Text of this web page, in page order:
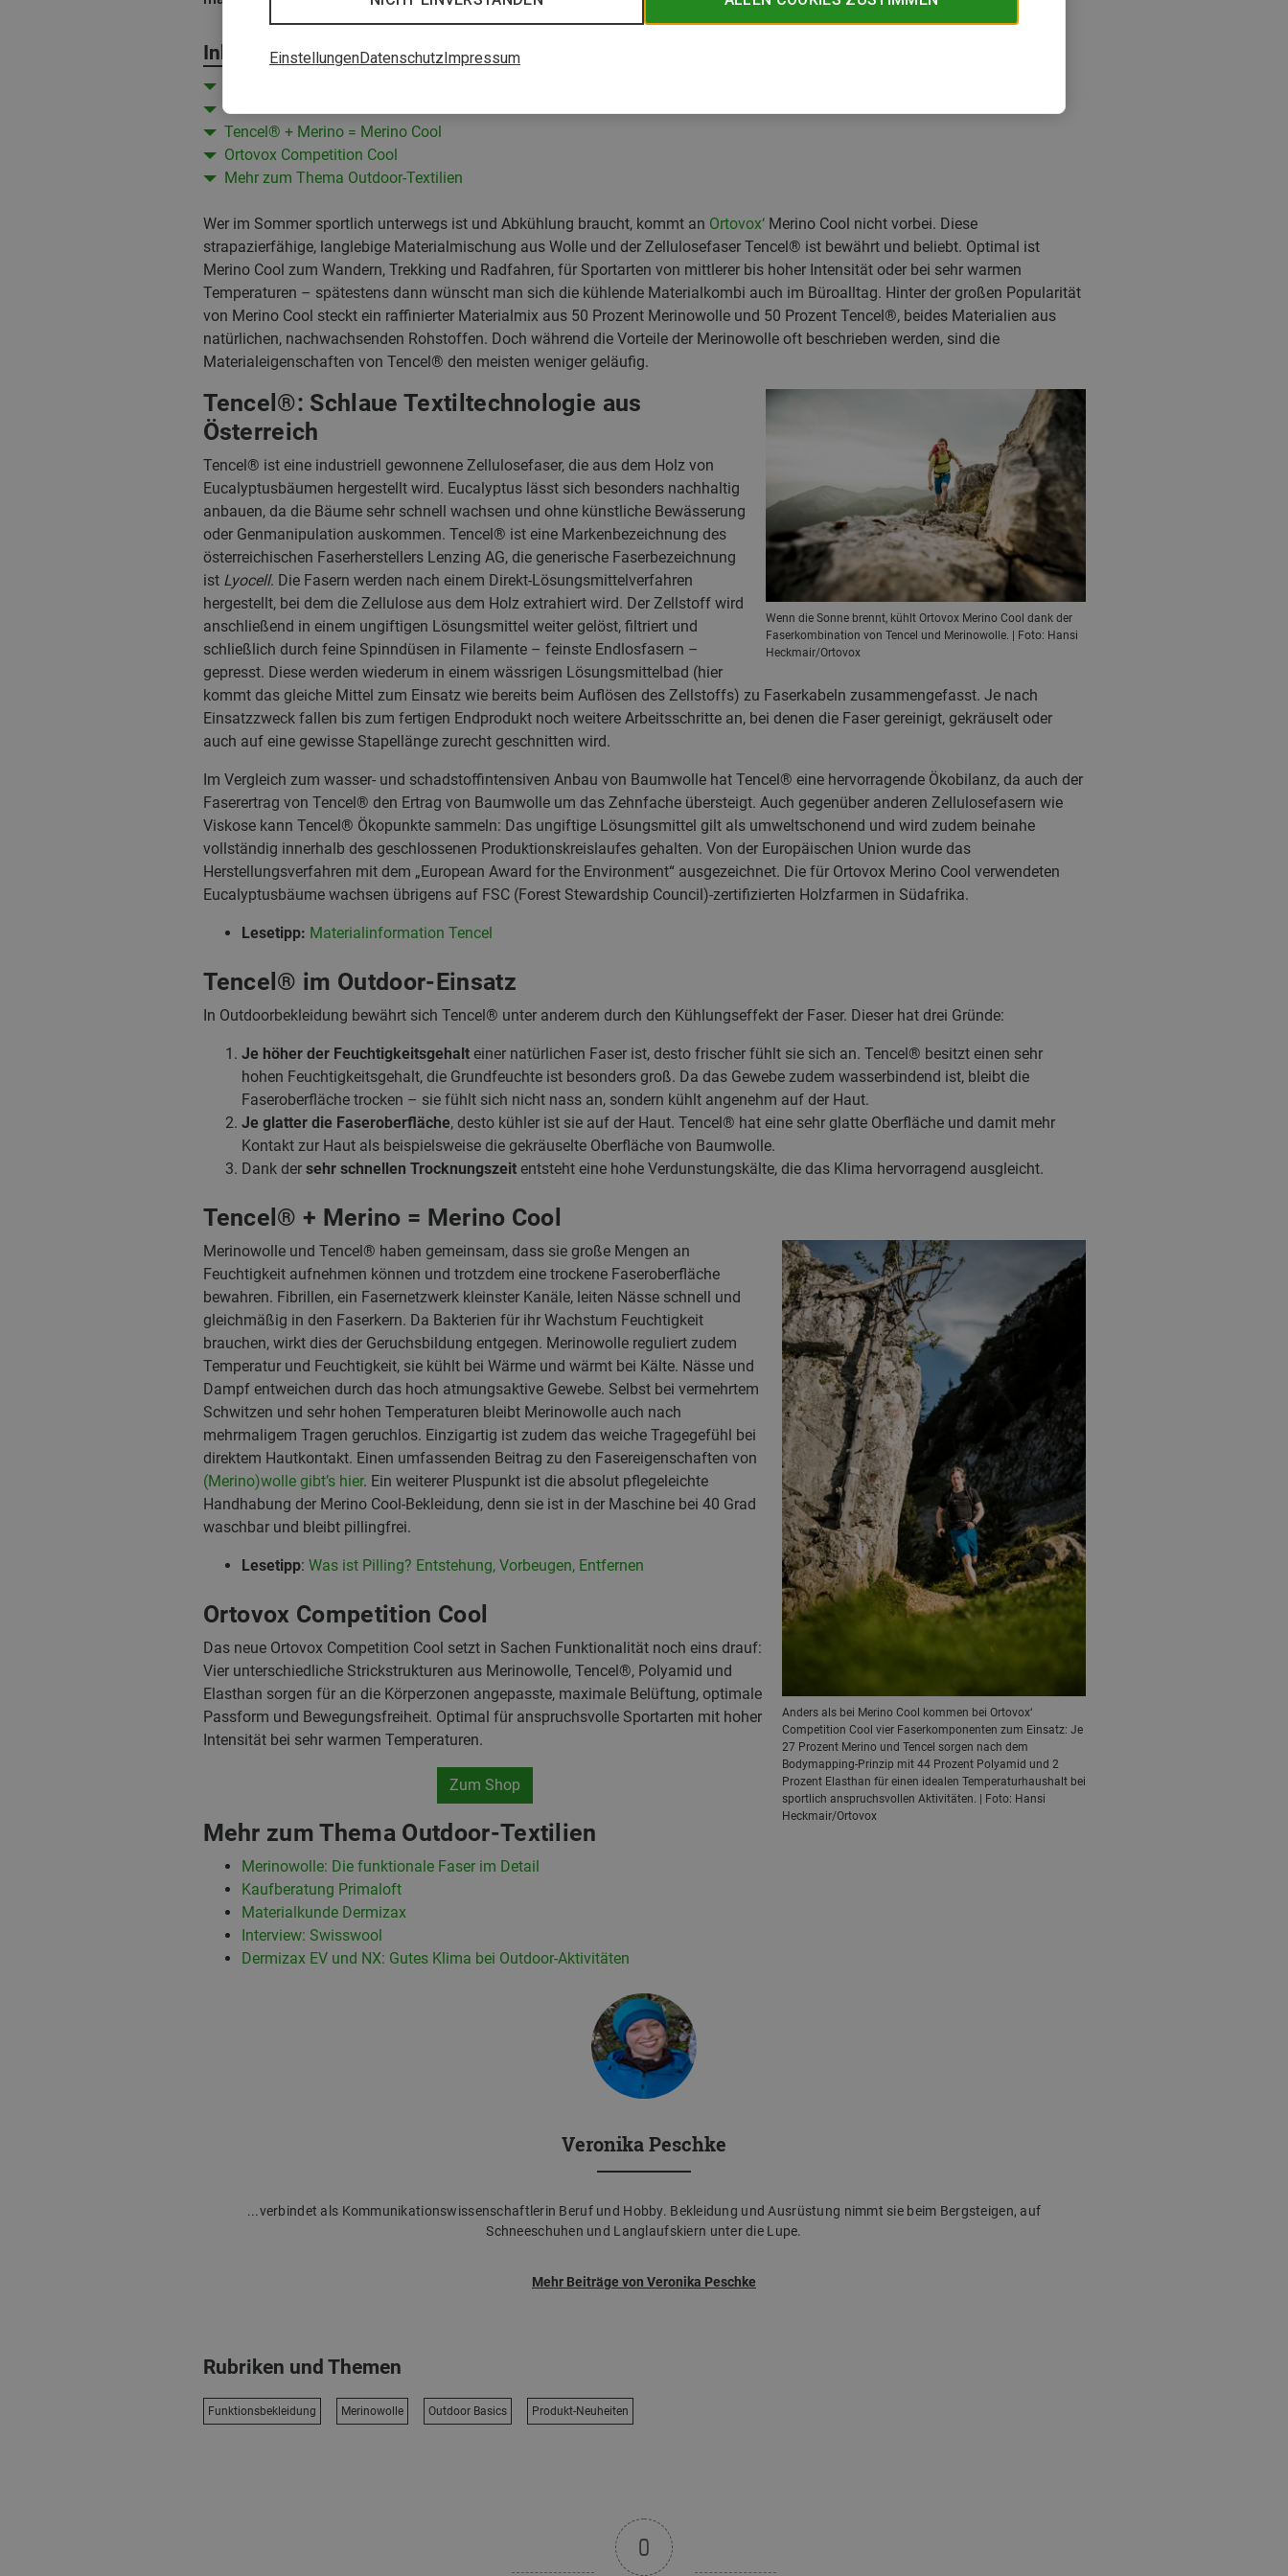
EinstellungenDatenschutzImpressum
Inhalt
Tencel® im Outdoor-Einsatz
Tencel® + Merino = Merino Cool
Ortovox Competition Cool
Mehr zum Thema Outdoor-Textilien
Wer im Sommer sportlich unterwegs ist und Abkühlung braucht, kommt an Ortovox‘Merino Cool nicht vorbei. Diese
strapazierfähige, langlebige Materialmischung aus Wolle und der Zellulosefaser Tencel® ist bewährt und beliebt. Optimal ist
Merino Cool zum Wandern, Trekking und Radfahren, für Sportarten von mittlerer bis hoher Intensität oder bei sehr warmen
Temperaturen – spätestens dann wünscht man sich die kühlende Materialkombi auch im Büroalltag. Hinter der großen Popularität
von Merino Cool steckt ein raffinierter Materialmix aus 50 Prozent Merinowolle und 50 Prozent Tencel®, beides Materialien aus
natürlichen, nachwachsenden Rohstoffen. Doch während die Vorteile der Merinowolle oft beschrieben werden, sind die
Materialeigenschaften von Tencel® den meisten weniger geläufig.
Wenn die Sonne brennt, kühlt Ortovox Merino Cool dank der
Faserkombination von Tencel und Merinowolle. | Foto: Hansi
Heckmair/Ortovox
Tencel®: Schlaue Textiltechnologie aus
Österreich
Tencel® ist eine industriell gewonnene Zellulosefaser, die aus dem Holz von
Eucalyptusbäumen hergestellt wird. Eucalyptus lässt sich besonders nachhaltig
anbauen, da die Bäume sehr schnell wachsen und ohne künstliche Bewässerung
oder Genmanipulation auskommen. Tencel® ist eine Markenbezeichnung des
österreichischen Faserherstellers Lenzing AG, die generische Faserbezeichnung
ist Lyocell. Die Fasern werden nach einem Direkt-Lösungsmittelverfahren
hergestellt, bei dem die Zellulose aus dem Holz extrahiert wird. Der Zellstoff wird
anschließend in einem ungiftigen Lösungsmittel weiter gelöst, filtriert und
schließlich durch feine Spinndüsen in Filamente – feinste Endlosfasern –
gepresst. Diese werden wiederum in einem wässrigen Lösungsmittelbad (hier
kommt das gleiche Mittel zum Einsatz wie bereits beim Auflösen des Zellstoffs) zu Faserkabeln zusammengefasst. Je nach
Einsatzzweck fallen bis zum fertigen Endprodukt noch weitere Arbeitsschritte an, bei denen die Faser gereinigt, gekräuselt oder
auch auf eine gewisse Stapellänge zurecht geschnitten wird.
Im Vergleich zum wasser- und schadstoffintensiven Anbau von Baumwolle hat Tencel® eine hervorragende Ökobilanz, da auch der
Faserertrag von Tencel® den Ertrag von Baumwolle um das Zehnfache übersteigt. Auch gegenüber anderen Zellulosefasern wie
Viskose kann Tencel® Ökopunkte sammeln: Das ungiftige Lösungsmittel gilt als umweltschonend und wird zudem beinahe
vollständig innerhalb des geschlossenen Produktionskreislaufes gehalten. Von der Europäischen Union wurde das
Herstellungsverfahren mit dem „European Award for the Environment“ ausgezeichnet. Die für Ortovox Merino Cool verwendeten
Eucalyptusbäume wachsen übrigens auf FSC (Forest Stewardship Council)-zertifizierten Holzfarmen in Südafrika.
Lesetipp: Materialinformation Tencel
Tencel® im Outdoor-Einsatz
In Outdoorbekleidung bewährt sich Tencel® unter anderem durch den Kühlungseffekt der Faser. Dieser hat drei Gründe:
Je höher der Feuchtigkeitsgehalteiner natürlichen Faser ist, desto frischer fühlt sie sich an. Tencel® besitzt einen sehr
hohen Feuchtigkeitsgehalt, die Grundfeuchte ist besonders groß. Da das Gewebe zudem wasserbindend ist, bleibt die
Faseroberfläche trocken – sie fühlt sich nicht nass an, sondern kühlt angenehm auf der Haut.
Je glatter die Faseroberfläche, desto kühler ist sie auf der Haut. Tencel® hat eine sehr glatte Oberfläche und damit mehr
Kontakt zur Haut als beispielsweise die gekräuselte Oberfläche von Baumwolle.
Dank der sehr schnellen Trocknungszeitentsteht eine hohe Verdunstungskälte, die das Klima hervorragend ausgleicht.
Tencel® + Merino = Merino Cool
Anders als bei Merino Cool kommen bei Ortovox‘
Competition Cool vier Faserkomponenten zum Einsatz: Je
27 Prozent Merino und Tencel sorgen nach dem
Bodymapping-Prinzip mit 44 Prozent Polyamid und 2
Prozent Elasthan für einen idealen Temperaturhaushalt bei
sportlich anspruchsvollen Aktivitäten. | Foto: Hansi
Heckmair/Ortovox
Merinowolle und Tencel® haben gemeinsam, dass sie große Mengen an
Feuchtigkeit aufnehmen können und trotzdem eine trockene Faseroberfläche
bewahren. Fibrillen, ein Fasernetzwerk kleinster Kanäle, leiten Nässe schnell und
gleichmäßig in den Faserkern. Da Bakterien für ihr Wachstum Feuchtigkeit
brauchen, wirkt dies der Geruchsbildung entgegen. Merinowolle reguliert zudem
Temperatur und Feuchtigkeit, sie kühlt bei Wärme und wärmt bei Kälte. Nässe und
Dampf entweichen durch das hoch atmungsaktive Gewebe. Selbst bei vermehrtem
Schwitzen und sehr hohen Temperaturen bleibt Merinowolle auch nach
mehrmaligem Tragen geruchlos. Einzigartig ist zudem das weiche Tragegefühl bei
direktem Hautkontakt. Einen umfassenden Beitrag zu den Fasereigenschaften von
(Merino)wolle gibt’s hier. Ein weiterer Pluspunkt ist die absolut pflegeleichte
Handhabung der Merino Cool-Bekleidung, denn sie ist in der Maschine bei 40 Grad
waschbar und bleibt pillingfrei.
Lesetipp: Was ist Pilling? Entstehung, Vorbeugen, Entfernen
Ortovox Competition Cool
Das neue Ortovox Competition Cool setzt in Sachen Funktionalität noch eins drauf:
Vier unterschiedliche Strickstrukturen aus Merinowolle, Tencel®, Polyamid und
Elasthan sorgen für an die Körperzonen angepasste, maximale Belüftung, optimale
Passform und Bewegungsfreiheit. Optimal für anspruchsvolle Sportarten mit hoher
Intensität bei sehr warmen Temperaturen.
Zum Shop
Mehr zum Thema Outdoor-Textilien
Merinowolle: Die funktionale Faser im Detail
Kaufberatung Primaloft
Materialkunde Dermizax
Interview: Swisswool
Dermizax EV und NX: Gutes Klima bei Outdoor-Aktivitäten
Veronika Peschke
...verbindet als Kommunikationswissenschaftlerin Beruf und Hobby. Bekleidung und Ausrüstung nimmt sie beim Bergsteigen, auf
Schneeschuhen und Langlaufskiern unter die Lupe.
Mehr Beiträge von Veronika Peschke
Rubriken und Themen
Funktionsbekleidung Merinowolle Outdoor Basics Produkt-Neuheiten
0